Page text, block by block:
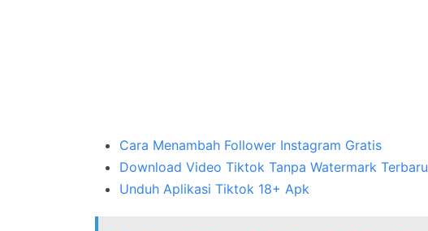
Cara Menambah Follower Instagram Gratis
Download Video Tiktok Tanpa Watermark Terbaru
Unduh Aplikasi Tiktok 18+ Apk